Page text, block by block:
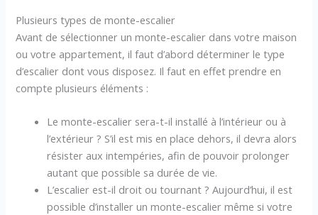
Plusieurs types de monte-escalier
Avant de sélectionner un monte-escalier dans votre maison
ou votre appartement, il faut d’abord déterminer le type
d’escalier dont vous disposez. Il faut en effet prendre en
compte plusieurs éléments :
Le monte-escalier sera-t-il installé à l’intérieur ou à
l’extérieur ? S’il est mis en place dehors, il devra alors
résister aux intempéries, afin de pouvoir prolonger
autant que possible sa durée de vie.
L’escalier est-il droit ou tournant ? Aujourd’hui, il est
possible d’installer un monte-escalier même si votre